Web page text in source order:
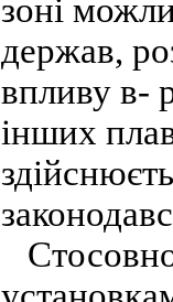
зоні
держав,
впливу в-
інших
Стосовно